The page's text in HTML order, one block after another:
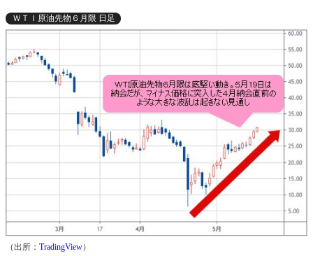
ＷＴＩ原油先物６月限 日足
（出所： TradingView）